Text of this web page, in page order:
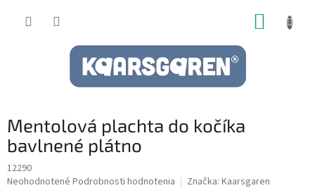
Mentolová plachta do kočíka
bavlnené plátno
12290
Priemerné
Neohodnotené Podrobnosti hodnotenia Značka: Kaarsgaren